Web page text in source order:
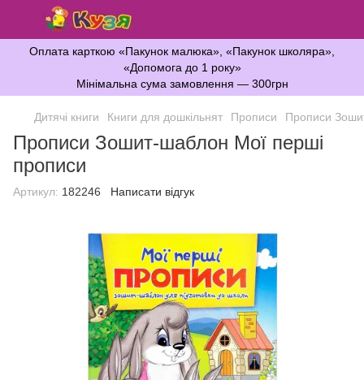
Оплата карткою «Пакунок малюка», «Пакунок школяра»,
«Допомога до 1 року»
Мінімальна сума замовлення — 300грн
Дитячі книги Книги для дошкільнят Прописи Прописи
Прописи Зошит-шаблон Мої перші
прописи
Артикул: 182246 Написати відгук